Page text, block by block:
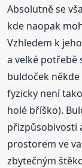
Absolutně se
kde naopak
Vzhledem k
a velké potřebě
buldoček někde
fyzicky není
holé bříško).
přizpůsobivosti
prostorem ve
zbytečným